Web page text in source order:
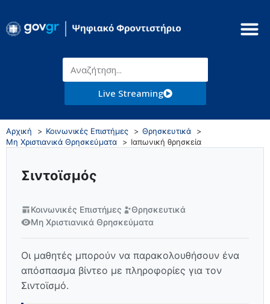
Live Streaming
Αρχική Κοινωνικές Επιστήμες
Θρησκευτικά
Μη Χριστιανικά Θρησκεύματα
Ιαπωνική θρησκεία
Σιντοϊσμός
Κοινωνικές Επιστήμες
Θρησκευτικά
Μη Χριστιανικά Θρησκεύματα
Οι μαθητές μπορούν να παρακολουθήσουν ένα
απόσπασμα βίντεο με πληροφορίες για τον
Σιντοϊσμό.